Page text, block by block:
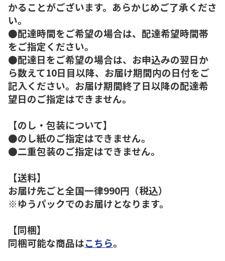
かることがございます。あらかじめご了承くださ
い。
●配達時間をご希望の場合は、配達希望時間帯
をご指定ください。
●配達日をご希望の場合は、お申込みの翌日か
ら数えて10日目以降、お届け期間内の日付をご
記入ください。お届け期間終了日以降の配達希
望日のご指定はできません。
【のし・包装について】
●のし紙のご指定はできません。
●二重包装のご指定はできません。
【送料】
お届け先ごと全国一律990円（税込）
※ゆうパックでのお届けとなります。
【同梱】
同梱可能な商品はこちら。